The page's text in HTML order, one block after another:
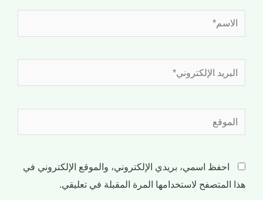
احفظ اسمي، بريدي الإلكتروني، والموقع الإلكتروني في
هذا المتصفح لاستخدامها المرة المقبلة في تعليقي.